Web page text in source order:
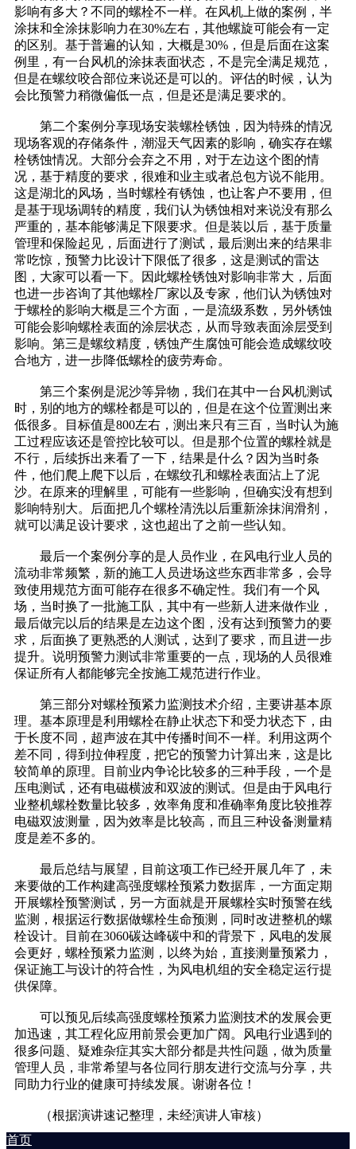
影响有多大？不同的螺栓不一样。在风机上做的案例，半
涂抹和全涂抹影响力在30%左右，其他螺旋可能会有一定
的区别。基于普遍的认知，大概是30%，但是后面在这案
例里，有一台风机的涂抹表面状态，不是完全满足规范，
但是在螺纹咬合部位来说还是可以的。评估的时候，认为
会比预警力稍微偏低一点，但是还是满足要求的。
第二个案例分享现场安装螺栓锈蚀，因为特殊的情况
现场客观的存储条件，潮湿天气因素的影响，确实存在螺
栓锈蚀情况。大部分会弃之不用，对于左边这个图的情
况，基于精度的要求，很难和业主或者总包方说不能用。
这是湖北的风场，当时螺栓有锈蚀，也让客户不要用，但
是基于现场调转的精度，我们认为锈蚀相对来说没有那么
严重的，基本能够满足下限要求。但是装以后，基于质量
管理和保险起见，后面进行了测试，最后测出来的结果非
常吃惊，预警力比设计下限低了很多，这是测试的雷达
图，大家可以看一下。因此螺栓锈蚀对影响非常大，后面
也进一步咨询了其他螺栓厂家以及专家，他们认为锈蚀对
于螺栓的影响大概是三个方面，一是流级系数，另外锈蚀
可能会影响螺栓表面的涂层状态，从而导致表面涂层受到
影响。第三是螺纹精度，锈蚀产生腐蚀可能会造成螺纹咬
合地方，进一步降低螺栓的疲劳寿命。
第三个案例是泥沙等异物，我们在其中一台风机测试
时，别的地方的螺栓都是可以的，但是在这个位置测出来
低很多。目标值是800左右，测出来只有三百，当时认为施
工过程应该还是管控比较可以。但是那个位置的螺栓就是
不行，后续拆出来看了一下，结果是什么？因为当时条
件，他们爬上爬下以后，在螺纹孔和螺栓表面沾上了泥
沙。在原来的理解里，可能有一些影响，但确实没有想到
影响特别大。后面把几个螺栓清洗以后重新涂抹润滑剂，
就可以满足设计要求，这也超出了之前一些认知。
最后一个案例分享的是人员作业，在风电行业人员的
流动非常频繁，新的施工人员进场这些东西非常多，会导
致使用规范方面可能存在很多不确定性。我们有一个风
场，当时换了一批施工队，其中有一些新人进来做作业，
最后做完以后的结果是左边这个图，没有达到预警力的要
求，后面换了更熟悉的人测试，达到了要求，而且进一步
提升。说明预警力测试非常重要的一点，现场的人员很难
保证所有人都能够完全按施工规范进行作业。
第三部分对螺栓预紧力监测技术介绍，主要讲基本原
理。基本原理是利用螺栓在静止状态下和受力状态下，由
于长度不同，超声波在其中传播时间不一样。利用这两个
差不同，得到拉伸程度，把它的预警力计算出来，这是比
较简单的原理。目前业内争论比较多的三种手段，一个是
压电测试，还有电磁横波和双波的测试。但是由于风电行
业整机螺栓数量比较多，效率角度和准确率角度比较推荐
电磁双波测量，因为效率是比较高，而且三种设备测量精
度是差不多的。
最后总结与展望，目前这项工作已经开展几年了，未
来要做的工作构建高强度螺栓预紧力数据库，一方面定期
开展螺栓预警测试，另一方面就是开展螺栓实时预警在线
监测，根据运行数据做螺栓生命预测，同时改进整机的螺
栓设计。目前在3060碳达峰碳中和的背景下，风电的发展
会更好，螺栓预紧力监测，以终为始，直接测量预紧力，
保证施工与设计的符合性，为风电机组的安全稳定运行提
供保障。
可以预见后续高强度螺栓预紧力监测技术的发展会更
加迅速，其工程化应用前景会更加广阔。风电行业遇到的
很多问题、疑难杂症其实大部分都是共性问题，做为质量
管理人员，非常希望与各位同行朋友进行交流与分享，共
同助力行业的健康可持续发展。谢谢各位！
（根据演讲速记整理，未经演讲人审核）
首页